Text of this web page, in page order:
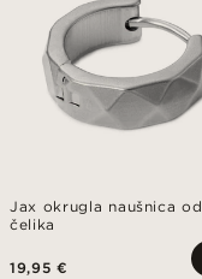
Jax okrugla naušnica od
čelika
19,95 €